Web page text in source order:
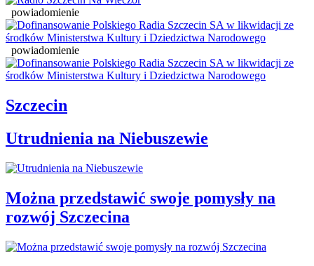
powiadomienie
powiadomienie
Szczecin
Utrudnienia na Niebuszewie
Można przedstawić swoje pomysły na
rozwój Szczecina